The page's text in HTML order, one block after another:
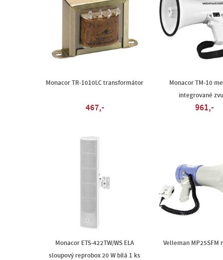
Monacor TR-1010LC transformátor
467,-
Monacor TM-10
integrované
961,-
Monacor ETS-422TW/WS ELA
sloupový reprobox 20 W bílá 1 ks
Velleman MP25SFM